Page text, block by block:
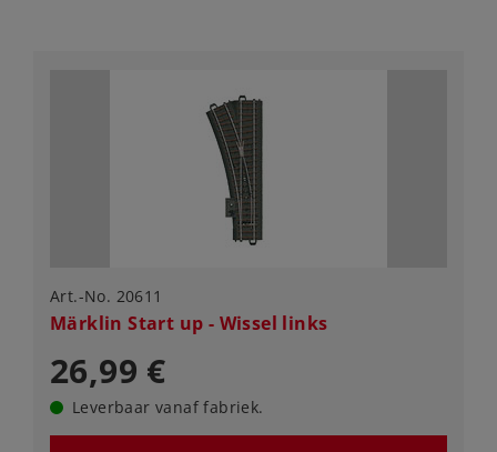
Art.-No. 20611
Märklin Start up - Wissel links
26,99 €
Leverbaar vanaf fabriek.